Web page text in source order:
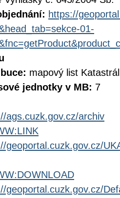
https://
01-
mapový list
jednotky v MB: 7
ags.cuzk.gov.cz/archiv
geoportal.cuzk.gov.cz/
geoportal.cuzk.gov.cz/